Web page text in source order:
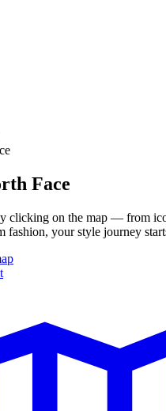
Face
clicking on the map — from
fashion, your style journey